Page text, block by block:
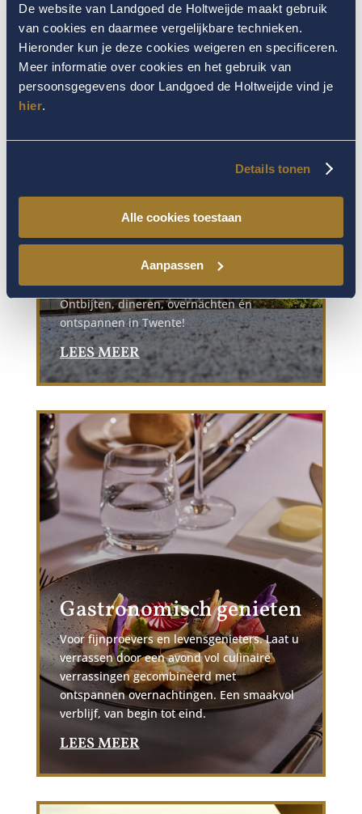
De website van Landgoed de Holtweijde maakt gebruik
van cookies en daarmee vergelijkbare technieken.
Hieronder kun je deze cookies weigeren en specificeren.
Meer informatie over cookies en het gebruik van
persoonsgegevens door Landgoed de Holtweijde vind je
hier.
Details tonen
Alle cookies toestaan
Aanpassen
Het Holtweijde
Arrangement
Ervaar De Holtweijde in haar volle glorie. Dit
complete arrangement laat u proeven van
alles wat ons landgoed zo bijzonder maakt.
Ontbijten, dineren, overnachten én
ontspannen in Twente!
LEES MEER
Gastronomisch genieten
Voor fijnproevers en levensgenieters. Laat u
verrassen door een avond vol culinaire
verrassingen gecombineerd met
ontspannen overnachtingen. Een smaakvol
verblijf, van begin tot eind.
LEES MEER